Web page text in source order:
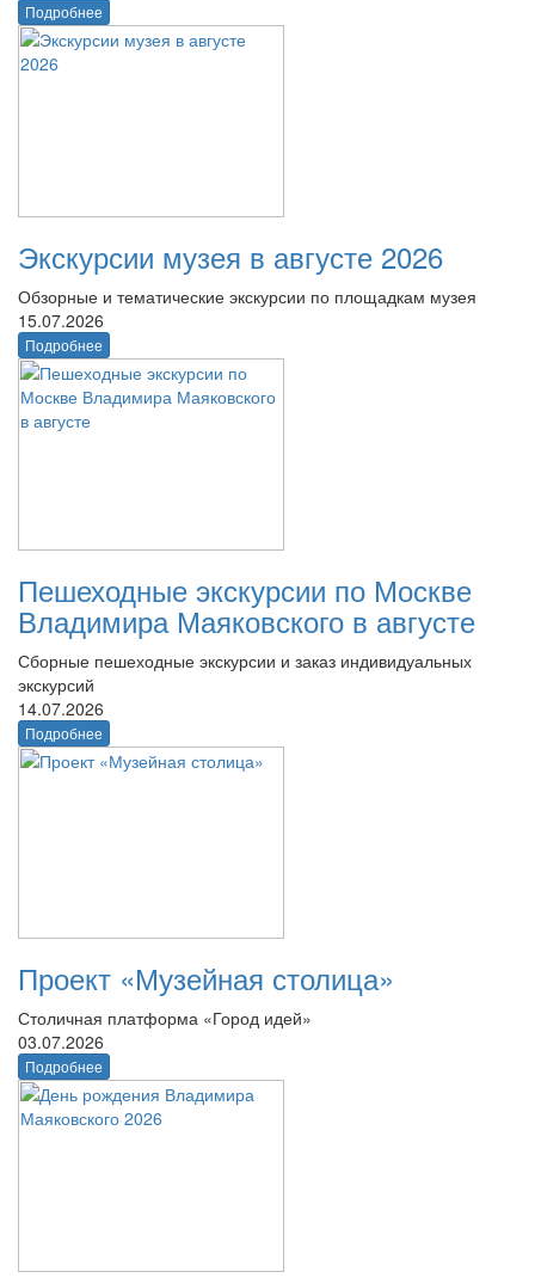
Подробнее
Экскурсии музея в августе 2026
Обзорные и тематические экскурсии по площадкам музея
15.07.2026
Подробнее
Пешеходные экскурсии по Москве
Владимира Маяковского в августе
Сборные пешеходные экскурсии и заказ индивидуальных
экскурсий
14.07.2026
Подробнее
Проект «Музейная столица»
Столичная платформа «Город идей»
03.07.2026
Подробнее